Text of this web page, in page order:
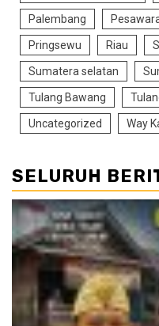
Palembang
Pringsewu Riau
Sumatera selatan
Tulang Bawang
Uncategorized Way
SELURUH